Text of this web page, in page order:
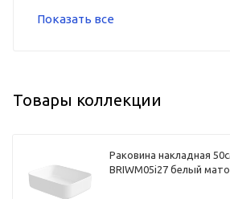
Показать все
Товары коллекции
Раковина накладная
BRIWM05i27 белый